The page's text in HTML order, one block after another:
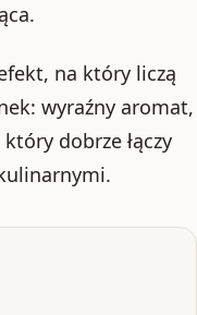
na który liczą
wyraźny aromat,
dobrze łączy